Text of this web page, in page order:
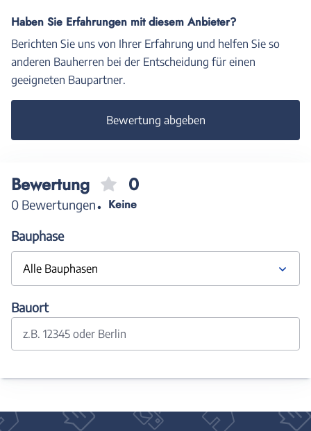
Haben Sie Erfahrungen mit diesem Anbieter?
Berichten Sie uns von Ihrer Erfahrung und helfen Sie so
anderen Bauherren bei der Entscheidung für einen
geeigneten Baupartner.
Bewertung abgeben
Bewertung 0
0 Bewertungen
Keine
Bauphase
Alle Bauphasen
Bauort
z.B. 12345 oder Berlin